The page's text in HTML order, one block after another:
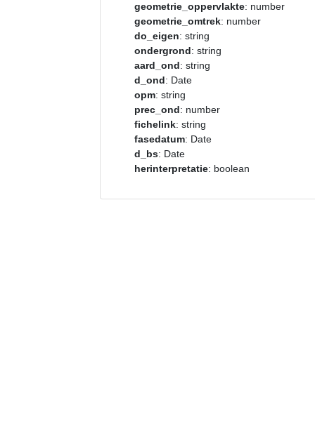
geometrie_oppervlakte: number
geometrie_omtrek: number
do_eigen: string
ondergrond: string
aard_ond: string
d_ond: Date
opm: string
prec_ond: number
fichelink: string
fasedatum: Date
d_bs: Date
herinterpretatie: boolean